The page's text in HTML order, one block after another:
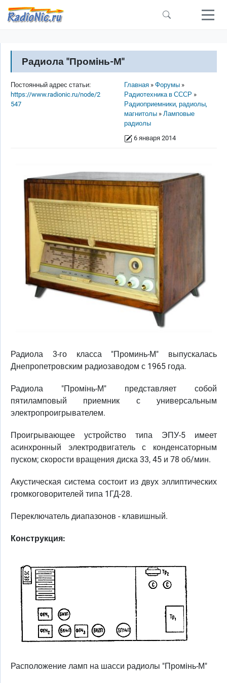
Перейти к основному содержанию
Радиола ''Промiнь-М''
Строка навигации
Главная
Форумы
Радиотехника в СССР
Радиоприемники, радиолы,
магнитолы
Ламповые
радиолы
6 января 2014
Постоянный адрес статьи:
https://www.radionic.ru/node/2
547
Радиола 3-го класса "Проминь-М" выпускалась
Днепропетровским радиозаводом с 1965 года.
Радиола "Промiнь-М" представляет собой
пятиламповый приемник с универсальным
электропроигрывателем.
Проигрывающее устройство типа ЭПУ-5 имеет
асинхронный электродвигатель с конденсаторным
пуском; скорости вращения диска 33, 45 и 78 об/мин.
Акустическая система состоит из двух эллиптических
громкоговорителей типа 1ГД-28.
Переключатель диапазонов - клавишный.
Конструкция:
Расположение ламп на шасси радиолы "Промiнь-М"